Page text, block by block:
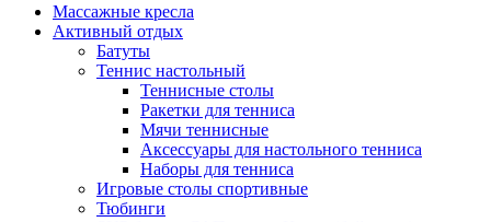
Массажные кресла
Активный отдых
Батуты
Теннис настольный
Теннисные столы
Ракетки для тенниса
Мячи теннисные
Аксессуары для настольного тенниса
Наборы для тенниса
Игровые столы спортивные
Тюбинги